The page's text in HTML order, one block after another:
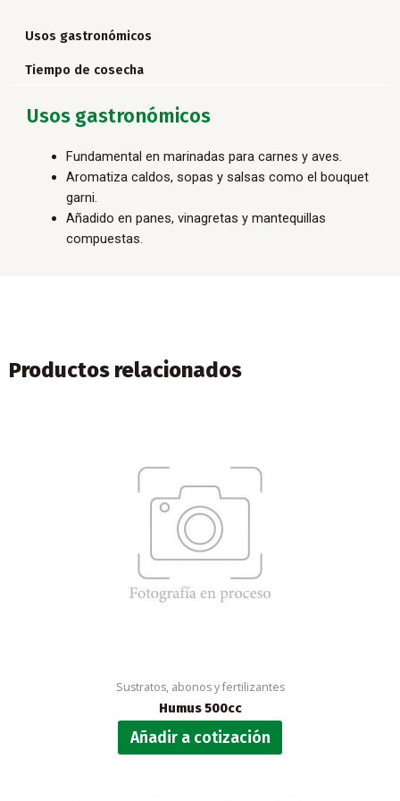
Usos gastronómicos
Tiempo de cosecha
Usos gastronómicos
Fundamental en marinadas para carnes y aves.
Aromatiza caldos, sopas y salsas como el bouquet
garni.
Añadido en panes, vinagretas y mantequillas
compuestas.
Productos relacionados
Sustratos, abonos y fertilizantes
Humus 500cc
Añadir a cotización